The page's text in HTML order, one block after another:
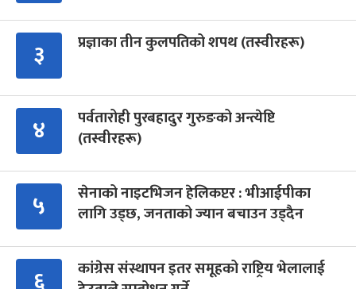
३ प्रज्ञाका तीन कुलपतिको शपथ (तस्वीरहरू)
४
पर्वतारोही पुरबहादुर गुरुङको अन्त्येष्टि
(तस्वीरहरू)
५
सेनाको नाइटभिजन हेलिकप्टर : भीआईपीका
लागि उड्छ, जनताको ज्यान बचाउन उड्दैन
कांग्रेस संस्थापन इतर समूहको राष्ट्रिय भेलालाई